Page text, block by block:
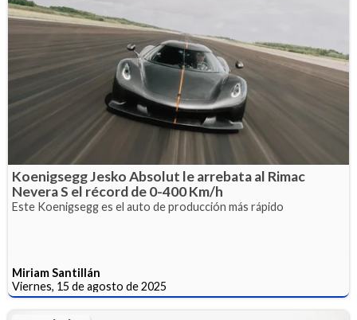
Koenigsegg Jesko Absolut le arrebata al Rimac
Nevera S el récord de 0-400 Km/h
Este Koenigsegg es el auto de producción más rápido
Miriam Santillán
Viernes, 15 de agosto de 2025